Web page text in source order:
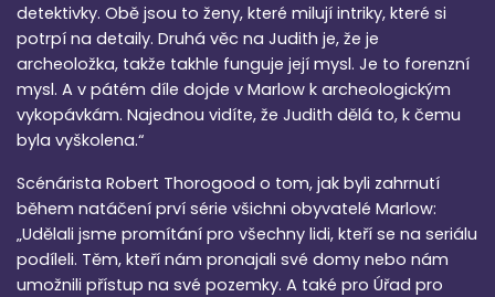
detektivky. Obě jsou to ženy, které milují intriky, které si
potrpí na detaily. Druhá věc na Judith je, že je
archeoložka, takže takhle funguje její mysl. Je to forenzní
mysl. A v pátém díle dojde v Marlow k archeologickým
vykopávkám. Najednou vidíte, že Judith dělá to, k čemu
byla vyškolena.“
Scénárista Robert Thorogood o tom, jak byli zahrnutí
během natáčení prví série všichni obyvatelé Marlow:
„Udělali jsme promítání pro všechny lidi, kteří se na seriálu
podíleli. Těm, kteří nám pronajali své domy nebo nám
umožnili přístup na své pozemky. A také pro Úřad pro